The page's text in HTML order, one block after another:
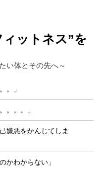
ィットネス”を
い体とその先へ～
。」
。。。」
嫌悪をかんじてしま
かわからない」